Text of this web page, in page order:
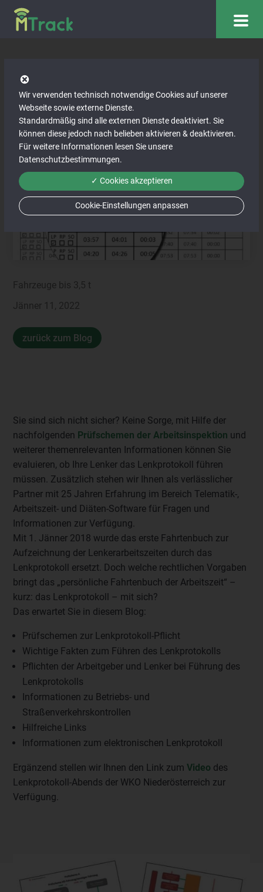
Ist Ihr Unternehmen
Lenkprotokoll-pflichtig?
Fahrzeuge bis 3,5 t
Jänner 11, 2022
zurück zum Blog
Sie sind sich nicht sicher? Keine Sorge, mit Hilfe der
nachfolgenden Prüfschemen der Arbeitsinspektion und
weiterer themenrelevanten Informationen können Sie
evaluieren, ob Ihre Lenker das Lenkprotokoll führen
müssen. Zusätzlich stehen wir Ihnen als verlässlicher
Partner mit 25 Jahren Erfahrung im Bereich Telematik-,
Arbeitszeit- und Diäten-Software für Fragen und
Informationen zur Verfügung.
Mit 1. Jänner 2018 wurde das erste Fahrtenbuch zur
Aufzeichnung der Lenkerarbeitszeiten durch das
Lenkprotokoll ersetzt. Doch welche rechtlichen Vorgaben
bringt das „persönliche Fahrtenbuch der Arbeitszeit“ –
kurz: das Lenkprotokoll – mit sich?
Das erwartet Sie in diesem Blog:
Prüfschemen zur Lenkprotokoll-Pflicht
Wichtige Fakten zum Führen des Lenkprotokolls
Pflichten der Arbeitgeber und Lenker bei Führung des
Lenkprotokolls
Informationen zu Betriebs- und
Straßenverkehrskontrollen
Hilfreiche Links
Informationen zum elektronischen Lenkprotokoll
Ergänzend stellen wir Ihnen den Link zumVideo des
Lenkprotokoll-Abends der WKO Niederösterreich zur
Verfügung.
Wir verwenden technisch notwendige Cookies auf unserer
Webseite sowie externe Dienste.
Standardmäßig sind alle externen Dienste deaktiviert. Sie
können diese jedoch nach belieben aktivieren & deaktivieren.
Für weitere Informationen lesen Sie unsere
Datenschutzbestimmungen.
✓ Cookies akzeptieren
Cookie-Einstellungen anpassen